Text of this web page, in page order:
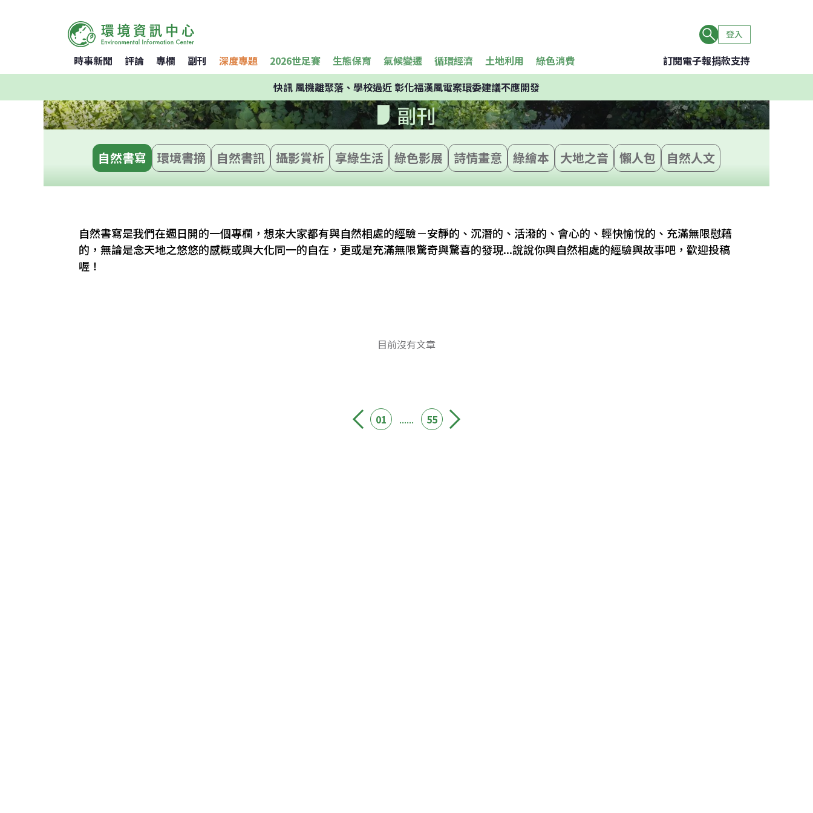
登入
時事新聞 評論 專欄 副刊 深度專題 2026世足賽 生態保育 氣候變遷 循環經濟 土地利用 綠色消費 訂閱電子報捐款支持
快訊風機離聚落、學校過近 彰化福漢風電案環委建議不應開發
副刊
自然書寫 環境書摘 自然書訊 攝影賞析 享綠生活 綠色影展 詩情畫意 綠繪本 大地之音 懶人包 自然人文
自然書寫是我們在週日開的一個專欄，想來大家都有與自然相處的經驗－安靜的、沉潛的、活潑的、會心的、輕快愉悅的、充滿無限慰藉
的，無論是念天地之悠悠的感概或與大化同一的自在，更或是充滿無限驚奇與驚喜的發現...說說你與自然相處的經驗與故事吧，歡迎投稿
喔！
目前沒有文章
01 ...... 55